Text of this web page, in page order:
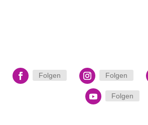
Folgen Folgen
Folgen